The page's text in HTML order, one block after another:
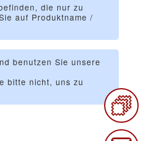
die nur zu
auf Produktname /
benutzen Sie unsere
bitte nicht, uns zu